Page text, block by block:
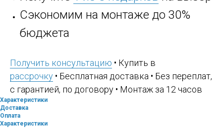
Сэкономим на монтаже до 30%
бюджета
Получить консультацию • Купить в
рассрочку • Бесплатная доставка • Без переплат,
с гарантией, по договору • Монтаж за 12 часов
Характеристики
Доставка
Оплата
Характеристики